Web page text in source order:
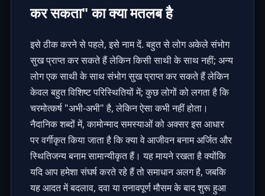
कर सकता" का क्या मतलब है
इसे ठीक करने से पहले, इसे नाम दें. बहुत से लोग अकेले संभोग
सुख प्राप्त कर सकते हैं लेकिन किसी साथी के साथ नहीं; अन्य
लोग एक साथी के साथ संभोग सुख प्राप्त कर सकते हैं लेकिन
केवल बहुत विशिष्ट परिस्थितियों में; कुछ लोगों को लगता है कि
चरमोत्कर्ष "अभी-अभी" है, लेकिन ऐसा कभी नहीं होता।
नैदानिक ​​​​शब्दों में, कामोन्माद समस्याओं को अक्सर इस आधार
पर वर्गीकृत किया जाता है कि क्या वे आजीवन बनाम अर्जित और
स्थितिजन्य बनाम सामान्यीकृत हैं। यह मायने रखता है क्योंकि
यदि आप हमेशा संघर्ष करते रहे हैं तो समाधान अलग है, जबकि
यह आदत में बदलाव, दवा या तनावपूर्ण मौसम के बाद शुरू हुआ